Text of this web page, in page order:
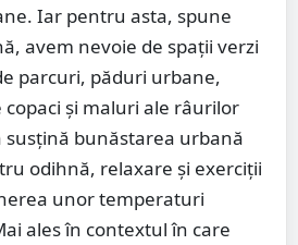
Iar pentru asta, spune
avem nevoie de spații verzi
parcuri, păduri urbane,
și maluri ale râurilor
susțină bunăstarea urbană
odihnă, relaxare și exerciții
unor temperaturi
ales în contextul în care